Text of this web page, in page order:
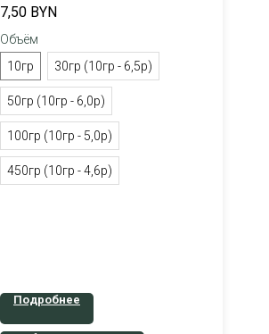
7,50 BYN
Объём
10гр
30гр (10гр - 6,5р)
50гр (10гр - 6,0р)
100гр (10гр - 5,0р)
450гр (10гр - 4,6р)
Подробнее